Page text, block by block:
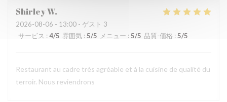
ShirleyW
2026-08-06 - 13:00 - ゲスト 3
サービス :4/5 雰囲気 : 5/5 メニュー : 5/5 品質-価格 : 5/5
Restaurant au cadre très agréable et à la cuisine de qualité du
terroir. Nous reviendrons